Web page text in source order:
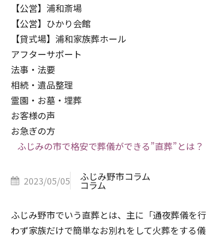
【公営】浦和斎場
【公営】ひかり会館
【貸式場】浦和家族葬ホール
アフターサポート
法事・法要
相続・遺品整理
霊園・お墓・埋葬
お客様の声
お急ぎの方
ふじみの市で格安で葬儀ができる”直葬”とは？
2023/05/05 ふじみ野市コラム
コラム
ふじみ野市でいう直葬とは、主に「通夜葬儀を行
わず家族だけで簡単なお別れをして火葬をする儀